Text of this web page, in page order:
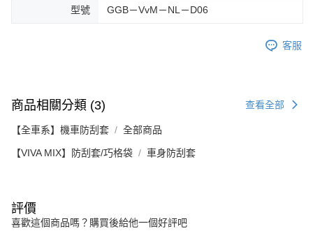
型號 GGB－VvM－NL－D06
客服
商品相關分類 (3) 查看全部
【全車系】機車防刮套 全部商品
【VIVA MIX】防刮套/巧格袋 車身防刮套
評價
喜歡這個商品嗎？購買後給他一個好評吧